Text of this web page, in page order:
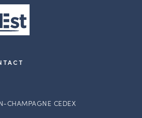
CHAMPAGNE CEDEX